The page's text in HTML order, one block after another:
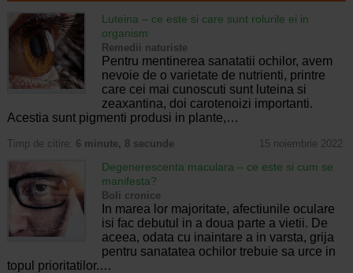
Luteina – ce este si care sunt rolurile ei in
organism
Remedii naturiste
Pentru mentinerea sanatatii ochilor, avem
nevoie de o varietate de nutrienti, printre
care cei mai cunoscuti sunt luteina si
zeaxantina, doi carotenoizi importanti.
Acestia sunt pigmenti produsi in plante,…
Timp de citire: 6 minute, 8 secunde 15 noiembrie 2022
Degenerescenta maculara – ce este si cum se
manifesta?
Boli cronice
In marea lor majoritate, afectiunile oculare
isi fac debutul in a doua parte a vietii. De
aceea, odata cu inaintare a in varsta, grija
pentru sanatatea ochilor trebuie sa urce in
topul prioritatilor.…